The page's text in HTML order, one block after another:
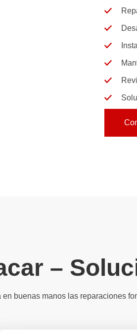
–
en buenas manos las reparaciones